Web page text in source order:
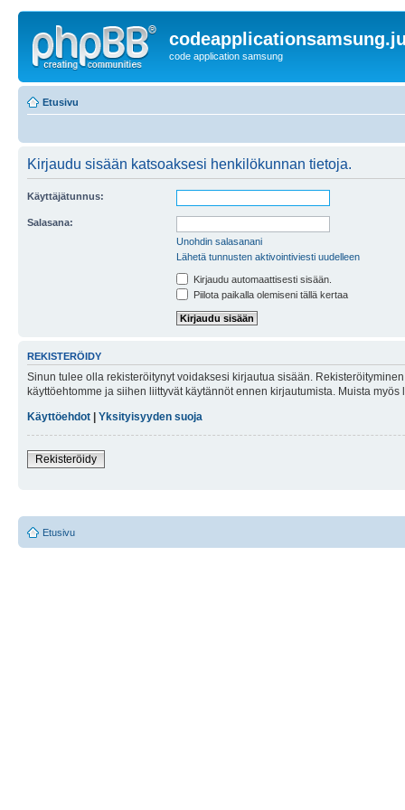
code application samsung
Etusivu
Kirjaudu sisään katsoaksesi henkilökunnan tietoja.
Käyttäjätunnus:
Salasana:
Unohdin salasanani
Lähetä tunnusten aktivointiviesti uudelleen
Kirjaudu automaattisesti sisään.
Piilota paikalla olemiseni tällä kertaa
REKISTERÖIDY
Sinun tulee olla rekisteröitynyt voidaksesi kirjautua sisään.
käyttöehtomme ja siihen liittyvät käytännöt ennen kirjautumista. Muista
Käyttöehdot
Yksityisyyden suoja
Rekisteröidy
Etusivu